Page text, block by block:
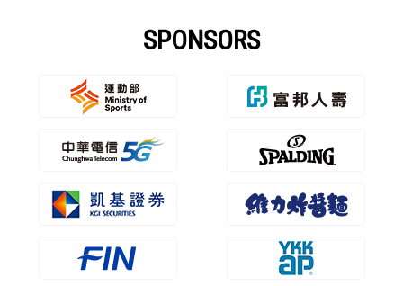
SPONSORS